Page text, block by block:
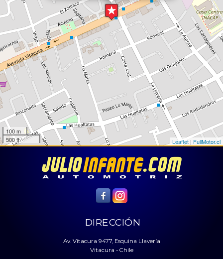
100 m
500 ft
Leaflet | FullMotor.cl
DIRECCIÓN
Av. Vitacura 9477, Esquina Llavería
Vitacura - Chile